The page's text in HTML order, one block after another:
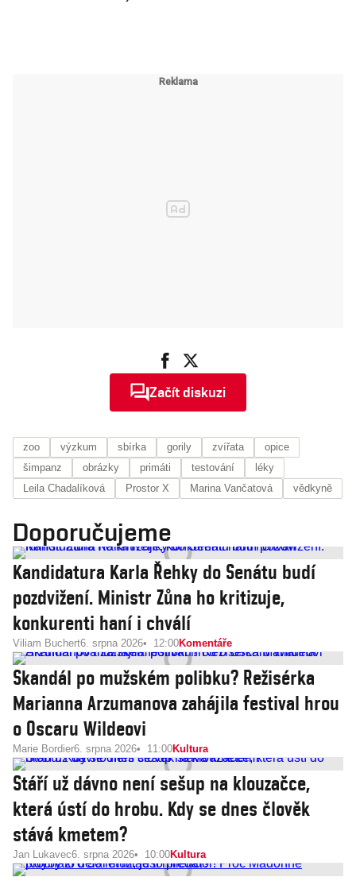
Začít diskuzi
zoo výzkum sbírka gorily zvířata
opice
šimpanz
obrázky primáti testování
léky
Leila Chadalíková
Prostor X Marina Vančatová vědkyně
Doporučujeme
Kandidatura Karla Řehky do Senátu budí
pozdvižení. Ministr Zůna ho kritizuje,
konkurenti haní i chválí
Viliam Buchert6. srpna 2026 12:00Komentáře
Skandál po mužském polibku? Režisérka
Marianna Arzumanova zahájila festival hrou
o Oscaru Wildeovi
Marie Bordier6. srpna 2026 11:00Kultura
Stáří už dávno není sešup na klouzačce,
která ústí do hrobu. Kdy se dnes člověk
stává kmetem?
Jan Lukavec6. srpna 2026 10:00Kultura